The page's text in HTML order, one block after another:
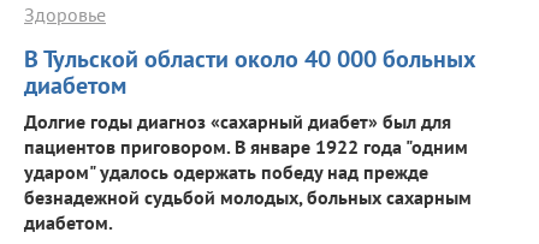
В Тульской области около 40 000 больных
диабетом
Здоровье
Долгие годы диагноз «сахарный диабет» был для
пациентов приговором. В январе 1922 года "одним
ударом" удалось одержать победу над прежде
безнадежной судьбой молодых, больных сахарным
диабетом.